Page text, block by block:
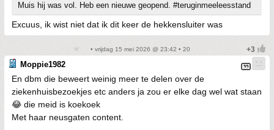
Muis hij was vol. Heb een nieuwe geopend. #teruginmeeleesstand
Excuus, ik wist niet dat ik dit keer de hekkensluiter was
• vrijdag 15 mei 2026 @ 23:42 • 20
Moppie1982
En dbm die beweert weinig meer te delen over de
ziekenhuisbezoekjes etc anders ja zou er elke dag wel wat staan
😂 die meid is koekoek
Met haar neusgaten content.